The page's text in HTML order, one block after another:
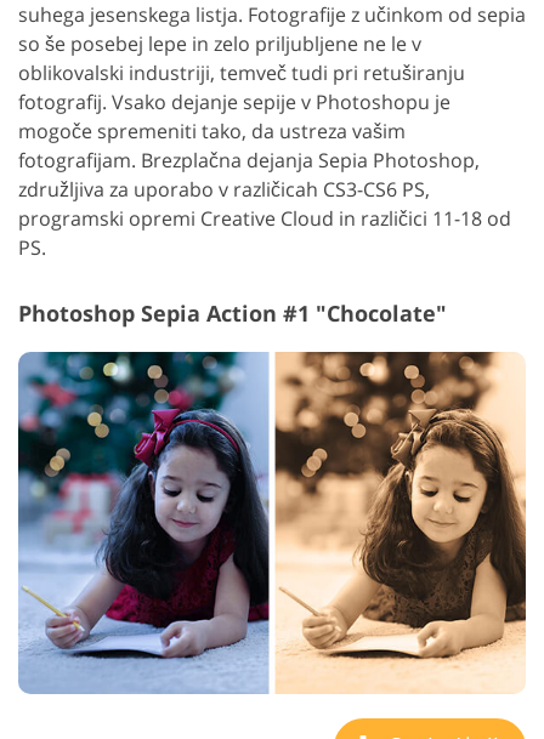
suhega jesenskega listja. Fotografije z učinkom od sepia
so še posebej lepe in zelo priljubljene ne le v
oblikovalski industriji, temveč tudi pri retuširanju
fotografij. Vsako dejanje sepije v Photoshopu je
mogoče spremeniti tako, da ustreza vašim
fotografijam. Brezplačna dejanja Sepia Photoshop,
združljiva za uporabo v različicah CS3-CS6 PS,
programski opremi Creative Cloud in različici 11-18 od
PS.
Photoshop Sepia Action #1 "Chocolate"